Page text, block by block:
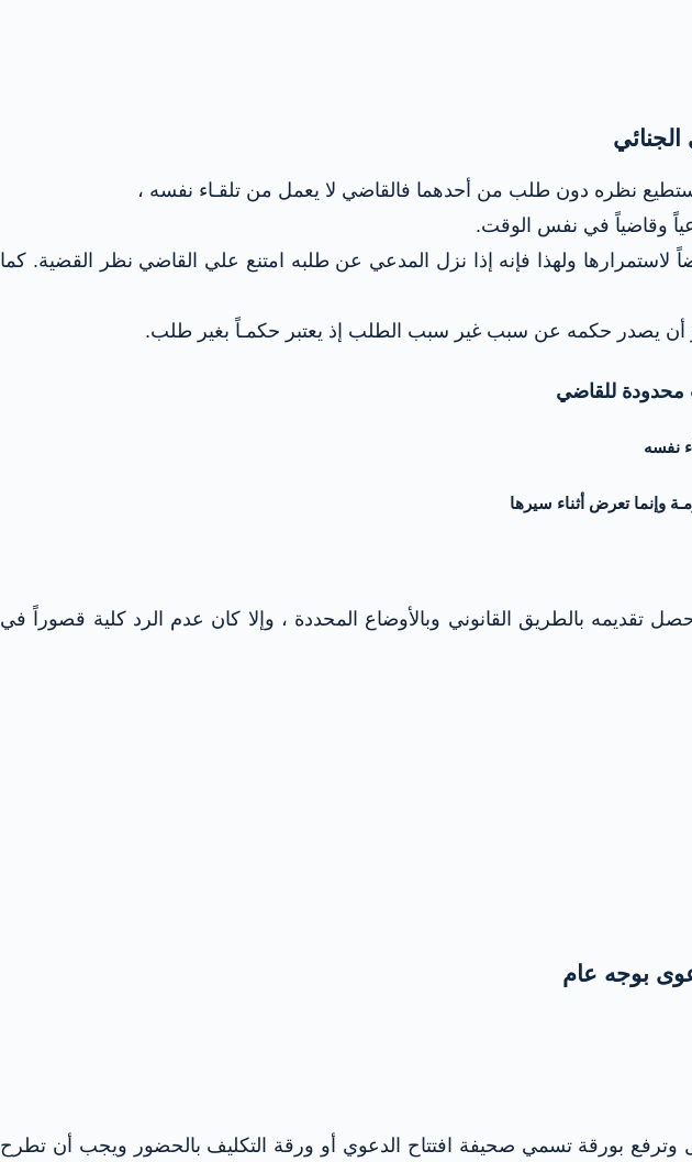
نظره دون طلب من أحدهما فالقاضي لا يعمل من تلقـاء نفسه ،
وقاضياً في نفس الوقت.
ولهذا فإنه إذا نزل المدعي عن طلبه امتنع علي القاضي نظر القضية. كما
أن يصدر حكمه عن سبب غير سبب الطلب إذ يعتبر حكمـاً بغير طلب.
محدودة للقاضي
نفسه
وإنما تعرض أثناء سيرها
بالطريق القانوني وبالأوضاع المحددة ، وإلا كان عدم الرد كلية قصوراً في
بوجه عام
بورقة تسمي صحيفة افتتاح الدعوي أو ورقة التكليف بالحضور ويجب أن تطرح